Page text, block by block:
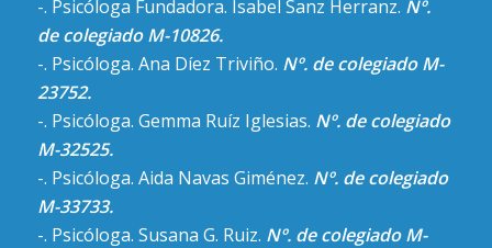
-. Psicóloga Fundadora. Isabel Sanz Herranz. Nº.
de colegiado M-10826.
-. Psicóloga. Ana Díez Triviño. Nº. de colegiado M-
23752.
-. Psicóloga. Gemma Ruíz Iglesias. Nº. de colegiado
M-32525.
-. Psicóloga. Aida Navas Giménez. Nº. de colegiado
M-33733.
-. Psicóloga. Susana G. Ruiz. Nº. de colegiado M-